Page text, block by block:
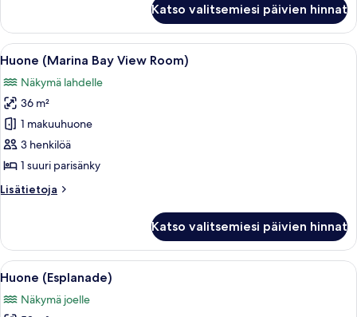
Club
Marina
Bay
Katso valitsemiesi päivien hinnat
Avaa
kaikki
huonetyypin
Huone
(Marina
Bay
View
kuvat
Hotellihuone, jossa on suuri sänky,
6
Huone (Marina Bay View Room)
Näkymä lahdelle
36 m²
1 makuuhuone
3 henkilöä
1 suuri parisänky
Lisätietoja
Lisätietoja
Bay
View
Room)
Katso valitsemiesi päivien hinnat
Avaa
kaikki
huonetyypin
Hotellihuone, jossa on suuri sänky,
6
Huone (Esplanade)
Näkymä joelle